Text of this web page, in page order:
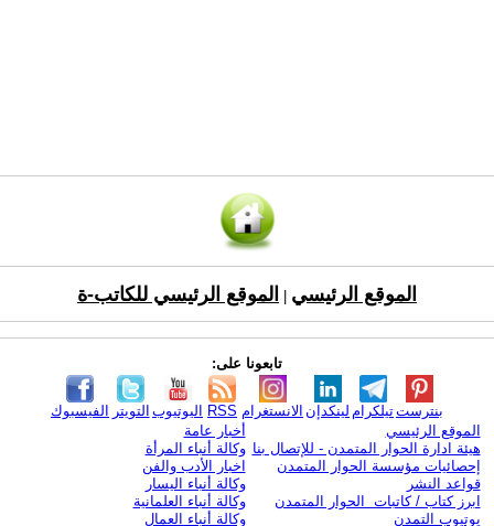
الموقع الرئيسي الموقع الرئيسي للكاتب-ة
تابعونا على:
الفيسبوك التويتر اليوتيوب RSS الانستغرام لينكدإن تيلكرامبنترست
الموقع الرئيسي
هيئة ادارة الحوار المتمدن - للإتصال بنا
إحصائيات مؤسسة الحوار المتمدن
قواعد النشر
ابرز كتاب / كاتبات الحوار المتمدن
يوتيوب التمدن
أخبار عامة
وكالة أنباء المرأة
اخبار الأدب والفن
وكالة أنباء اليسار
وكالة أنباء العلمانية
وكالة أنباء العمال